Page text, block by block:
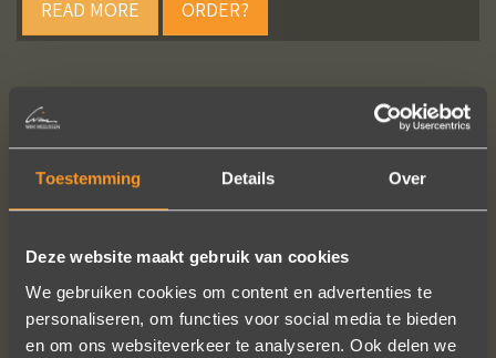
Toestemming Details Over
Deze website maakt gebruik van cookies
We gebruiken cookies om content en advertenties te
personaliseren, om functies voor social media te bieden
en om ons websiteverkeer te analyseren. Ook delen we
READ MORE ORDER?
FOLLOW US ON SOCIAL MEDIA
A+ voor ontwerp, klantenservice.